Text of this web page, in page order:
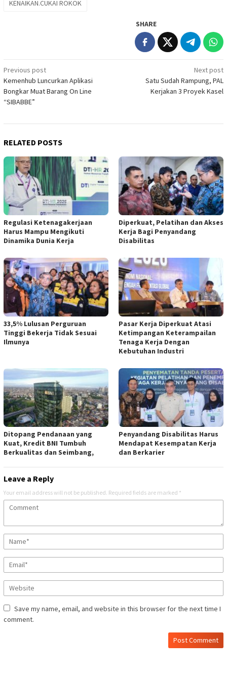
KENAIKAN.CUKAI ROKOK
SHARE
Post
navigation
Previous post
Kemenhub Luncurkan Aplikasi
Bongkar Muat Barang On Line
“SIBABBE”
Next post
Satu Sudah Rampung, PAL
Kerjakan 3 Proyek Kasel
RELATED POSTS
Regulasi Ketenagakerjaan
Harus Mampu Mengikuti
Dinamika Dunia Kerja
Diperkuat, Pelatihan dan Akses
Kerja Bagi Penyandang
Disabilitas
33,5% Lulusan Perguruan
Tinggi Bekerja Tidak Sesuai
Ilmunya
Pasar Kerja Diperkuat Atasi
Ketimpangan Keterampailan
Tenaga Kerja Dengan
Kebutuhan Industri
Ditopang Pendanaan yang
Kuat, Kredit BNI Tumbuh
Berkualitas dan Seimbang,
Penyandang Disabilitas Harus
Mendapat Kesempatan Kerja
dan Berkarier
Leave a Reply
Your email address will not be published. Required fields are marked *
Save my name, email, and website in this browser for the next time I
comment.